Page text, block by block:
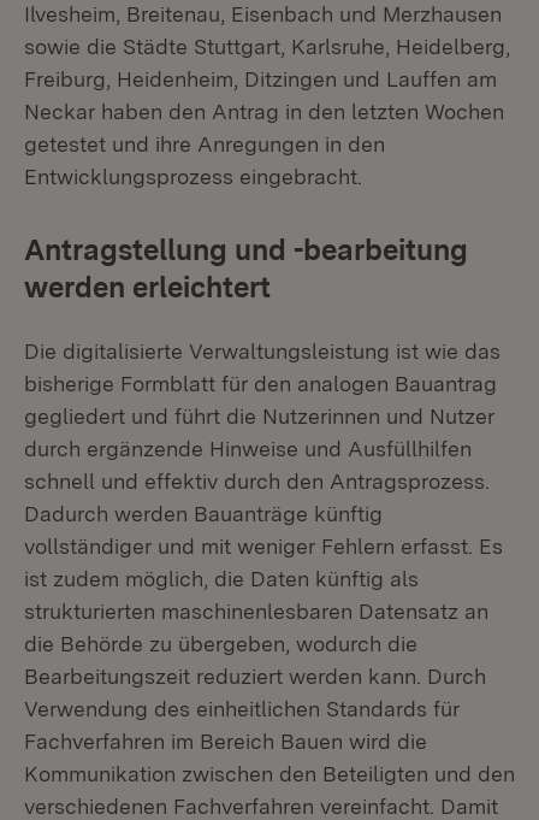
Ilvesheim, Breitenau, Eisenbach und Merzhausen
sowie die Städte Stuttgart, Karlsruhe, Heidelberg,
Freiburg, Heidenheim, Ditzingen und Lauffen am
Neckar haben den Antrag in den letzten Wochen
getestet und ihre Anregungen in den
Entwicklungsprozess eingebracht.
Antragstellung und -bearbeitung
werden erleichtert
Die digitalisierte Verwaltungsleistung ist wie das
bisherige Formblatt für den analogen Bauantrag
gegliedert und führt die Nutzerinnen und Nutzer
durch ergänzende Hinweise und Ausfüllhilfen
schnell und effektiv durch den Antragsprozess.
Dadurch werden Bauanträge künftig
vollständiger und mit weniger Fehlern erfasst. Es
ist zudem möglich, die Daten künftig als
strukturierten maschinenlesbaren Datensatz an
die Behörde zu übergeben, wodurch die
Bearbeitungszeit reduziert werden kann. Durch
Verwendung des einheitlichen Standards für
Fachverfahren im Bereich Bauen wird die
Kommunikation zwischen den Beteiligten und den
verschiedenen Fachverfahren vereinfacht. Damit